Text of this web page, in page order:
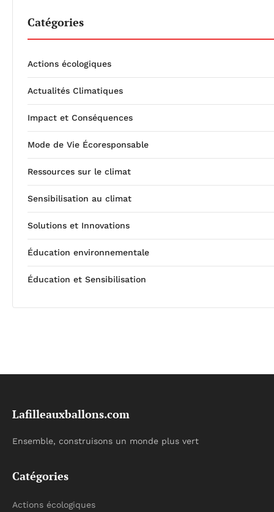
Catégories
Actions écologiques
Actualités Climatiques
Impact et Conséquences
Mode de Vie Écoresponsable
Ressources sur le climat
Sensibilisation au climat
Solutions et Innovations
Éducation environnementale
Éducation et Sensibilisation
Lafilleauxballons.com
Ensemble, construisons un monde plus vert
Catégories
Actions écologiques